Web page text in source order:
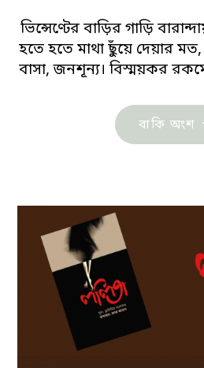
ভিন্সেণ্টের বাড়ির গাড়ি
হতে হতে মাথা ছুঁয়ে দেয়ার
বাসা, জনশূন্য। বিস্ময়কর
বাকি অংশ